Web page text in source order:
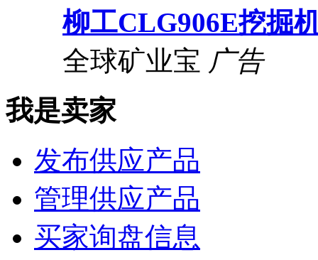
柳工CLG906E挖掘
全球矿业宝 广告
我是卖家
发布供应产品
管理供应产品
买家询盘信息